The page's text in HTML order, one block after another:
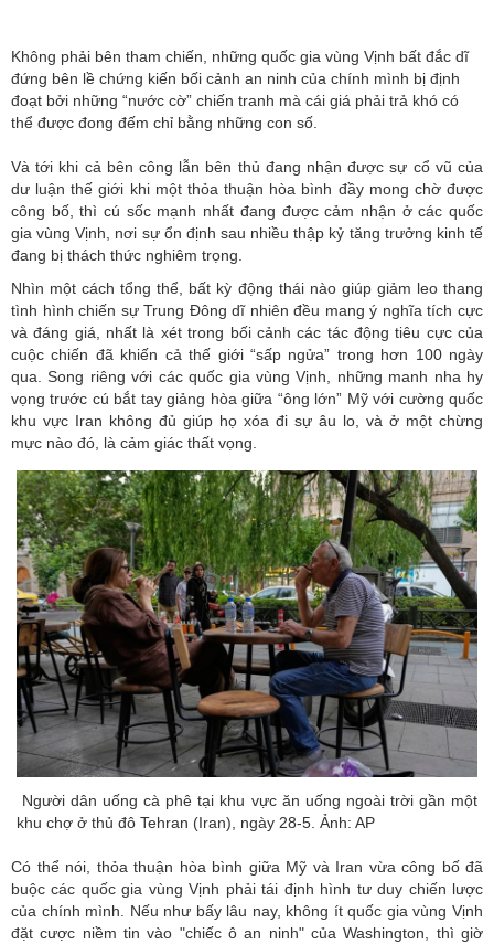
Không phải bên tham chiến, những quốc gia vùng Vịnh bất đắc dĩ
đứng bên lề chứng kiến bối cảnh an ninh của chính mình bị định
đoạt bởi những “nước cờ” chiến tranh mà cái giá phải trả khó có
thể được đong đếm chỉ bằng những con số.
Và tới khi cả bên công lẫn bên thủ đang nhận được sự cổ vũ của
dư luận thế giới khi một thỏa thuận hòa bình đầy mong chờ được
công bố, thì cú sốc mạnh nhất đang được cảm nhận ở các quốc
gia vùng Vịnh, nơi sự ổn định sau nhiều thập kỷ tăng trưởng kinh tế
đang bị thách thức nghiêm trọng.
Nhìn một cách tổng thể, bất kỳ động thái nào giúp giảm leo thang
tình hình chiến sựTrung Đông dĩ nhiên đều mang ý nghĩa tích cực
và đáng giá, nhất là xét trong bối cảnh các tác động tiêu cực của
cuộc chiến đã khiến cả thế giới “sấp ngửa” trong hơn 100 ngày
qua. Song riêng với các quốc gia vùng Vịnh, những manh nha hy
vọng trước cú bắt tay giảng hòa giữa “ông lớn” Mỹ với cường quốc
khu vực Iran không đủ giúp họ xóa đi sự âu lo, và ở một chừng
mực nào đó, là cảm giác thất vọng.
Người dân uống cà phê tại khu vực ăn uống ngoài trời gần một
khu chợ ở thủ đô Tehran (Iran), ngày 28-5. Ảnh: AP
Có thể nói, thỏa thuận hòa bình giữa Mỹ và Iran vừa công bố đã
buộc các quốc gia vùng Vịnh phải tái định hình tư duy chiến lược
của chính mình. Nếu như bấy lâu nay, không ít quốc gia vùng Vịnh
đặt cược niềm tin vào "chiếc ô an ninh" của Washington, thì giờ